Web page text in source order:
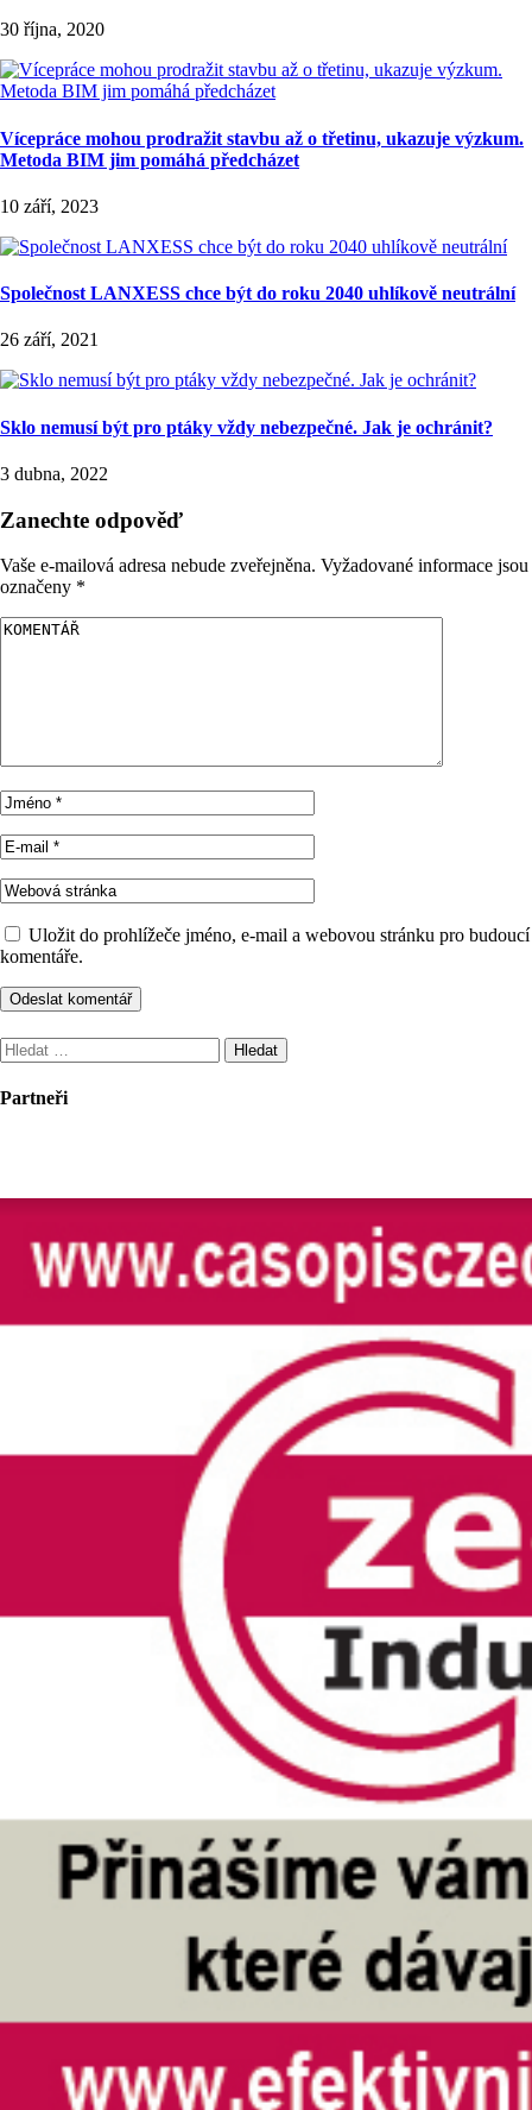
30 října, 2020
Vícepráce mohou prodražit stavbu až o třetinu, ukazuje výzkum.
Metoda BIM jim pomáhá předcházet
10 září, 2023
Společnost LANXESS chce být do roku 2040 uhlíkově neutrální
26 září, 2021
Sklo nemusí být pro ptáky vždy nebezpečné. Jak je ochránit?
3 dubna, 2022
Zanechte odpověď
Vaše e-mailová adresa nebude zveřejněna. Vyžadované informace jsou
označeny *
Uložit do prohlížeče jméno, e-mail a webovou stránku pro budoucí
komentáře.
Vyhledávání
Partneři